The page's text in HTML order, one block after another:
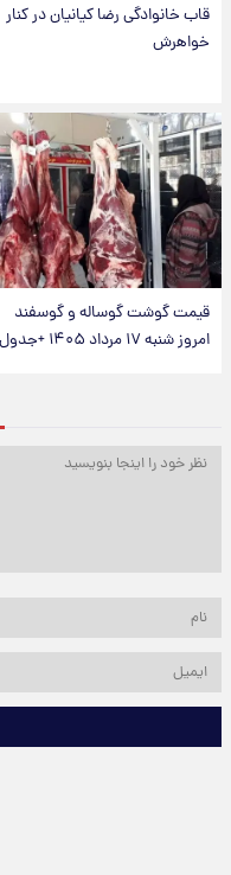
قاب خانوادگی رضا کیانیان در کنار
خواهرش
قیمت گوشت گوساله و گوسفند
امروز شنبه ۱۷ مرداد ۱۴۰۵ +جدول